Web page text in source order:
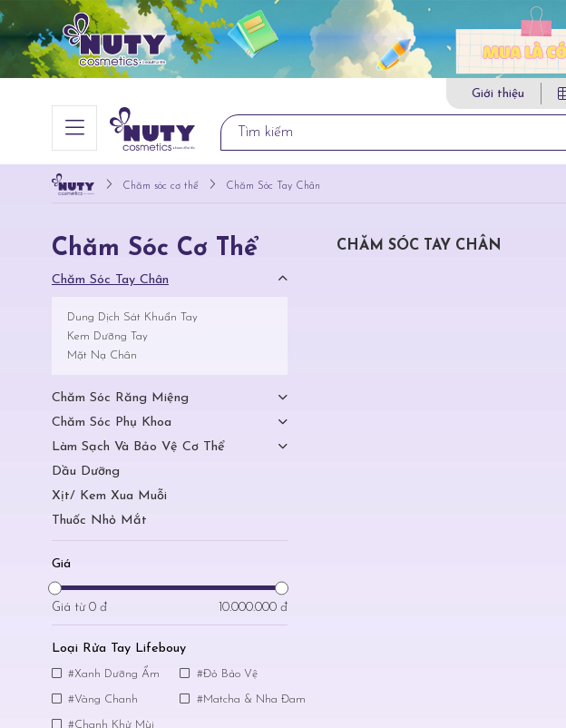
Giới thiệu
Chăm sóc cơ thể Chăm Sóc Tay Chân
Chăm Sóc Cơ Thể
Chăm Sóc Tay Chân
Dung Dịch Sát Khuẩn Tay
Kem Dưỡng Tay
Mặt Nạ Chân
Chăm Sóc Răng Miệng
Chăm Sóc Phụ Khoa
Làm Sạch Và Bảo Vệ Cơ Thể
Dầu Dưỡng
Xịt/ Kem Xua Muỗi
Thuốc Nhỏ Mắt
Giá
Giá từ 0 đ 10.000.000 đ
Loại Rửa Tay Lifebouy
#Xanh Dưỡng Ẩm #Đỏ Bảo Vệ
#Vàng Chanh #Matcha & Nha Đam
#Chanh Khử Mùi
CHĂM SÓC TAY CHÂN